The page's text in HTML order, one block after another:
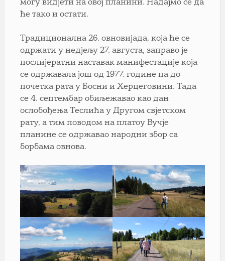
могу видјети на овој планини. Надајмо се да
ће тако и остати.
Традиционална 26. овновијада, која ће се
одржати у недјељу 27. августа, заправо је
послијератни наставак манифестације која
се одржавала још од 1977. године па до
почетка рата у Босни и Херцеговини. Тада
се 4. септембар обиљежавао као дан
ослобођења Теслића у Другом свјетском
рату, а тим поводом на платоу Вучје
планине се одржавао народни збор са
борбама овнова.